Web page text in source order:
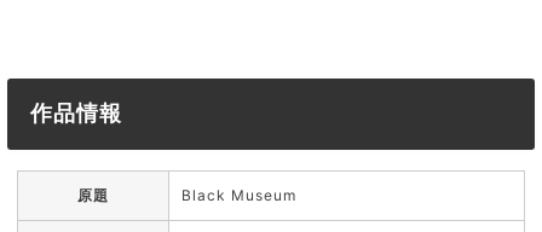
作品情報
原題 Black Museum